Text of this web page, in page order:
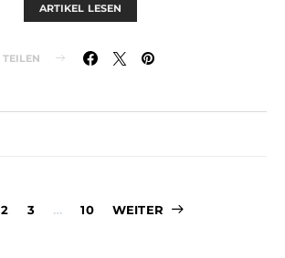
ARTIKEL LESEN
TEILEN
2 3 … 10 WEITER